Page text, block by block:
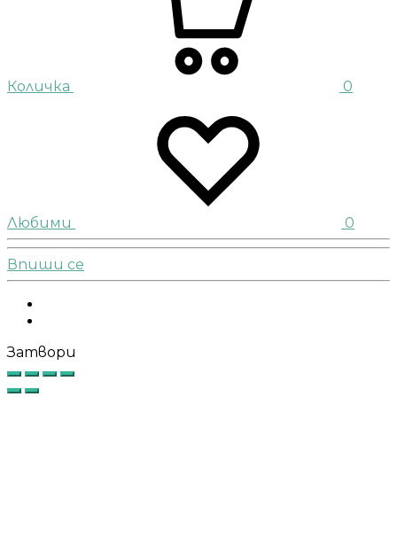
Количка 0
Любими 0
Впиши се
Затвори